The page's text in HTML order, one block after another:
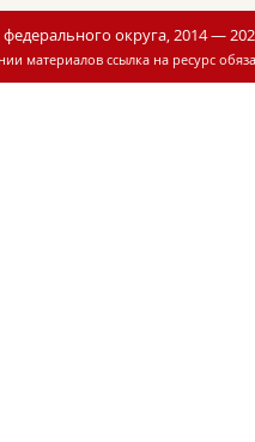
округа, 2014 —
материалов ссылка на ресурс